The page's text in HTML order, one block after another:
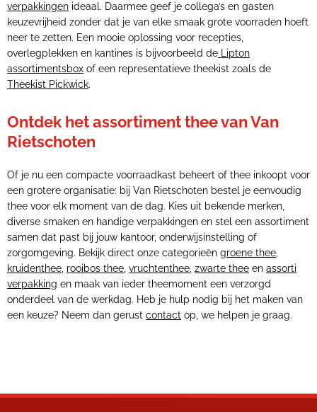
verpakkingen ideaal. Daarmee geef je collega’s en gasten
keuzevrijheid zonder dat je van elke smaak grote voorraden hoeft
neer te zetten. Een mooie oplossing voor recepties,
overlegplekken en kantines is bijvoorbeeld de Lipton
assortimentsbox of een representatieve theekist zoals de
Theekist Pickwick.
Ontdek het assortiment thee van Van
Rietschoten
Of je nu een compacte voorraadkast beheert of thee inkoopt voor
een grotere organisatie: bij Van Rietschoten bestel je eenvoudig
thee voor elk moment van de dag. Kies uit bekende merken,
diverse smaken en handige verpakkingen en stel een assortiment
samen dat past bij jouw kantoor, onderwijsinstelling of
zorgomgeving. Bekijk direct onze categorieën groene thee
kruidenthee rooibos thee vruchtenthee zwarte thee en assorti
verpakking en maak van ieder theemoment een verzorgd
onderdeel van de werkdag. Heb je hulp nodig bij het maken van
een keuze? Neem dan gerust contact op, we helpen je graag.